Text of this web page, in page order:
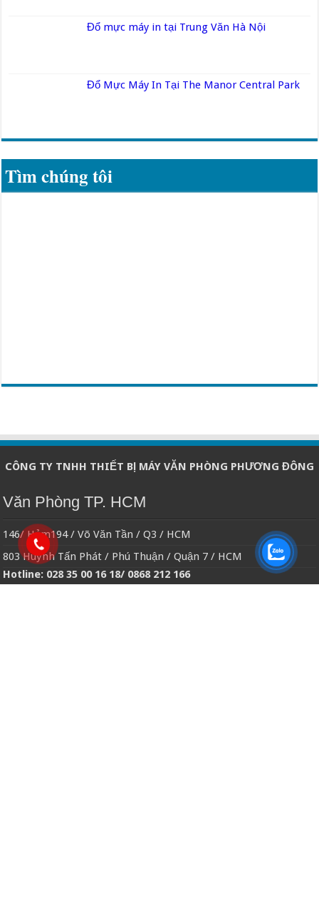
Đổ mực máy in tại Trung Văn Hà Nội
Đổ Mực Máy In Tại The Manor Central Park
Tìm chúng tôi
CÔNG TY TNHH THIẾT BỊ MÁY VĂN PHÒNG PHƯƠNG ĐÔNG
Văn Phòng TP. HCM
146/ Hẻm194 / Võ Văn Tần / Q3 / HCM
803 Huỳnh Tấn Phát / Phú Thuận / Quận 7 / HCM
Hotline: 028 35 00 16 18/ 0868 212 166